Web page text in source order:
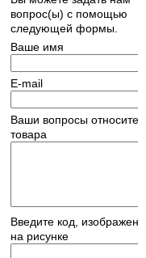
вопрос(ы) с помощью
следующей формы.
Ваше имя
E-mail
Ваши вопросы
товара
Введите код,
на рисунке